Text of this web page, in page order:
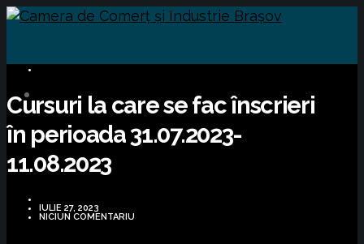
Cursuri la care se fac înscrieri
în perioada 31.07.2023-
11.08.2023
IULIE 27, 2023
NICIUN COMENTARIU